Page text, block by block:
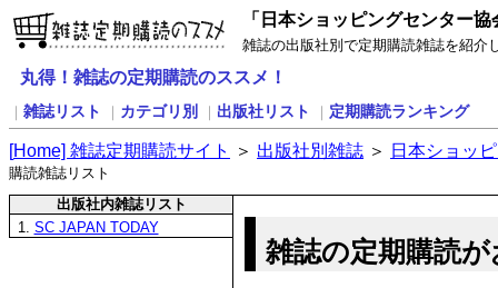
「日本ショッピングセンター
雑誌の出版社別で定期購読雑誌を紹介
丸得！雑誌の定期購読のススメ！
雑誌リスト カテゴリ別 出版社リスト 定期購読ランキング
[Home] 雑誌定期購読サイト ＞ 出版社別雑誌 ＞ 日本ショッ
購読雑誌リスト
出版社内雑誌リスト
1. SC JAPAN TODAY
雑誌の定期購読